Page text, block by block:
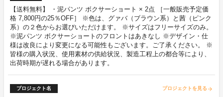
【送料無料】 ・泥パンツ ボクサーショート × 2点 ［一般販売予定価
格 7,800円の25％OFF］ ※色は、グァバ（ブラウン系）と茜（ピンク
系）の２色からお選びいただけます。 ※サイズはフリーサイズのみ。
※泥パンツ ボクサーショートのフロントはあきなし ※デザイン・仕
様は改良により変更になる可能性もございます。ご了承ください。 ※
皆様の購入状況、使用素材の供給状況、製造工程上の都合等により、
出荷時期が遅れる場合があります。
プロジェクト名 プロジェクトを見る arrow_forward